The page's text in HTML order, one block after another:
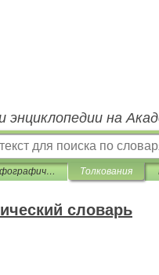
энциклопедии на
Русский орфографический словарь Толкования
словарь